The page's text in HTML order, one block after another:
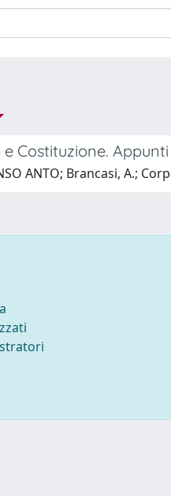
Costituzione.
ANTO; Brancasi, A.;